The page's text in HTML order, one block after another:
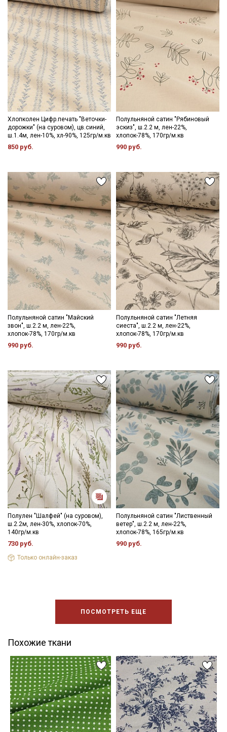
Хлопколен Цифр.печать "Веточки-
дорожки" (на суровом), цв.синий,
ш.1.4м, лен-10%, хл-90%, 125гр/м.кв
850 руб.
Полульняной сатин "Рябиновый
эскиз", ш.2.2 м, лен-22%,
хлопок-78%, 170гр/м.кв
990 руб.
Полульняной сатин "Майский
звон", ш.2.2 м, лен-22%,
хлопок-78%, 170гр/м.кв
990 руб.
Полульняной сатин "Летняя
сиеста", ш.2.2 м, лен-22%,
хлопок-78%, 170гр/м.кв
990 руб.
Полулен "Шалфей" (на суровом),
ш.2.2м, лен-30%, хлопок-70%,
140гр/м.кв
730 руб.
Только онлайн-заказ
Полульняной сатин "Лиственный
ветер", ш.2.2 м, лен-22%,
хлопок-78%, 165гр/м.кв
990 руб.
ПОСМОТРЕТЬ ЕЩЕ
Похожие ткани
Ознакомлен(а) сПолитикой обработки персональных
данных и даюСогласие на обработку персональных
данных
ДаюСогласие на получение рекламных и
информационных рассылок